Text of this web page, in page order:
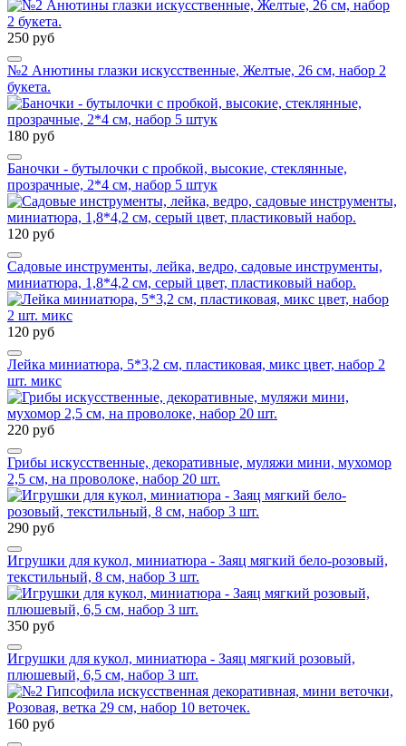
250 руб
№2 Анютины глазки искусственные, Желтые, 26 см, набор 2
букета.
180 руб
Баночки - бутылочки с пробкой, высокие, стеклянные,
прозрачные, 2*4 см, набор 5 штук
120 руб
Садовые инструменты, лейка, ведро, садовые инструменты,
миниатюра, 1,8*4,2 см, серый цвет, пластиковый набор.
120 руб
Лейка миниатюра, 5*3,2 см, пластиковая, микс цвет, набор 2
шт. микс
220 руб
Грибы искусственные, декоративные, муляжи мини, мухомор
2,5 см, на проволоке, набор 20 шт.
290 руб
Игрушки для кукол, миниатюра - Заяц мягкий бело-розовый,
текстильный, 8 см, набор 3 шт.
350 руб
Игрушки для кукол, миниатюра - Заяц мягкий розовый,
плюшевый, 6,5 см, набор 3 шт.
160 руб